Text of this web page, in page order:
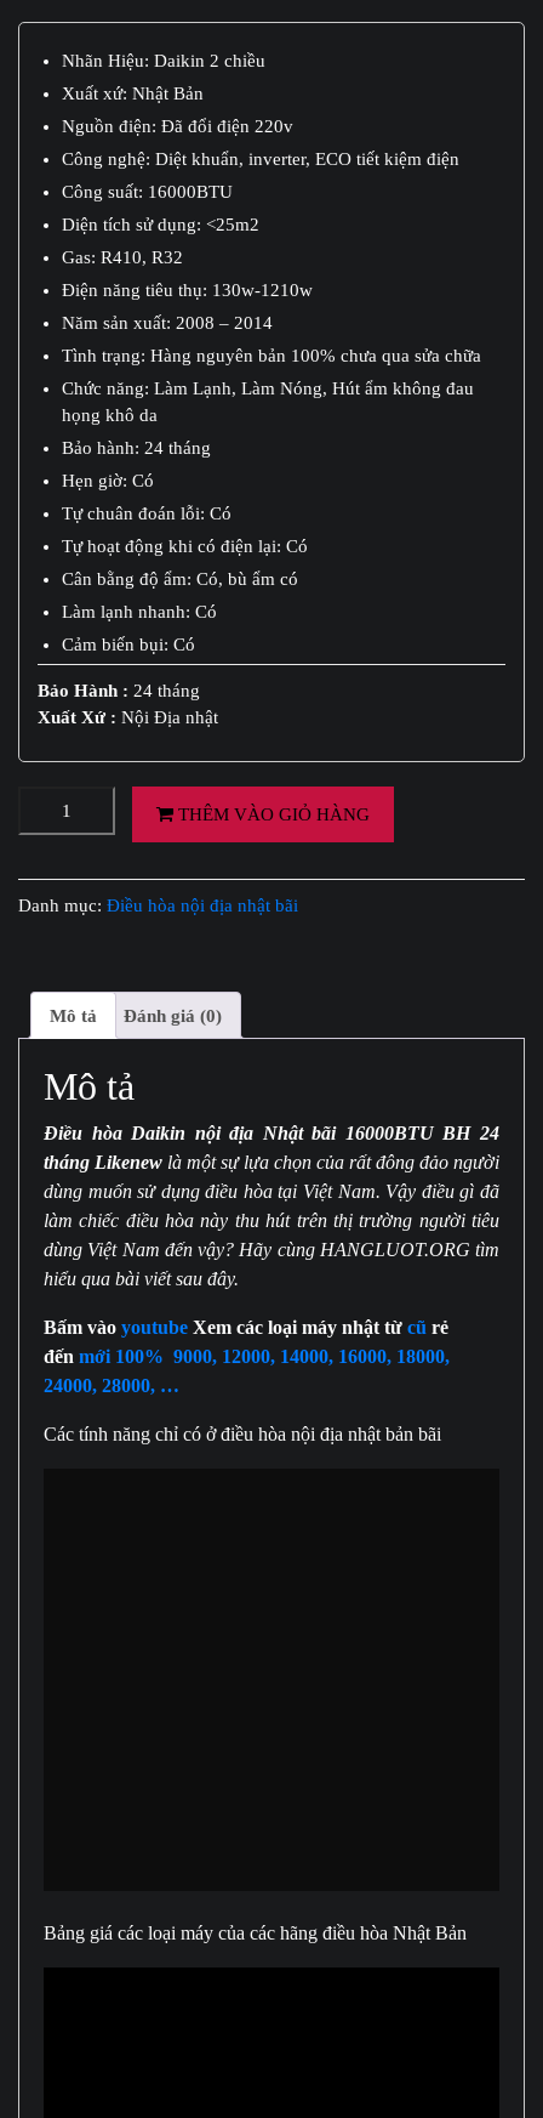
Nhãn Hiệu: Daikin 2 chiều
Xuất xứ: Nhật Bản
Nguồn điện: Đã đổi điện 220v
Công nghệ: Diệt khuẩn, inverter, ECO tiết kiệm điện
Công suất: 16000BTU
Diện tích sử dụng: <25m2
Gas: R410, R32
Điện năng tiêu thụ: 130w-1210w
Năm sản xuất: 2008 – 2014
Tình trạng: Hàng nguyên bản 100% chưa qua sửa chữa
Chức năng: Làm Lạnh, Làm Nóng, Hút ẩm không đau
họng khô da
Bảo hành: 24 tháng
Hẹn giờ: Có
Tự chuân đoán lỗi: Có
Tự hoạt động khi có điện lại: Có
Cân bằng độ ẩm: Có, bù ẩm có
Làm lạnh nhanh: Có
Cảm biến bụi: Có
Bảo Hành : 24 tháng
Xuất Xứ : Nội Địa nhật
HOÀ
16000
BTU
THÁNG
LIKENEW
lượng
THÊM VÀO GIỎ HÀNG
Danh mục: Điều hòa nội địa nhật bãi
Mô tả Đánh giá (0)
Mô tả
Điều hòa Daikin nội địa Nhật bãi 16000BTU BH 24
tháng Likenew là một sự lựa chọn của rất đông đảo người
dùng muốn sử dụng điều hòa tại Việt Nam. Vậy điều gì đã
làm chiếc điều hòa này thu hút trên thị trường người tiêu
dùng Việt Nam đến vậy? Hãy cùng HANGLUOT.ORG tìm
hiểu qua bài viết sau đây.
Bấm vào youtube Xem các loại máy nhật từ cũ rẻ
đến mới 100% 9000, 12000, 14000, 16000, 18000,
24000, 28000, …
Các tính năng chỉ có ở điều hòa nội địa nhật bản bãi
Bảng giá các loại máy của các hãng điều hòa Nhật Bản